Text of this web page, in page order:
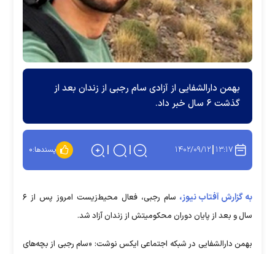
بهمن دارالشفایی از آزادی سام رجبی از زندان بعد از
گذشت ۶ سال خبر داد.
۱۳:۱۷ ۱۴۰۲/۰۹/۱۲ پسندها:۰
به گزارش آفتاب نیوز،
سام رجبی، فعال محیط‌زیست امروز پس از ۶
سال و بعد از پایان دوران محکومیتش از زندان آزاد شد.
بهمن دارالشفایی در شبکه اجتماعی ایکس نوشت: «سام رجبی از بچه‌های